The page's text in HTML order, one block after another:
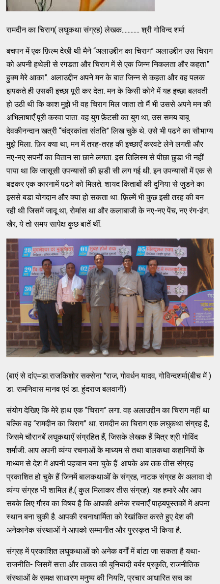
रामदीन का चिराग( लघुकथा संग्रह) लेखक............ श्री गोविन्द शर्मा
बचपन में एक फ़िल्म देखी थी मैने “अलाउद्दीन का चिराग” अलाउद्दीन उस चिराग
को अपनी हथेली से रगडता और चिराग में से एक जिन्न निकलता और कहता”
हुक्म मेरे आका”. अलाउद्दीन अपने मन के बात जिन्न से कहता और वह पलक
झपकते ही उसकी इच्छा पूरी कर देता. मन के किसी कोने में यह इच्छा बलवती
हो उठी थी कि काश मुझे भी वह चिराग मिल जाता तो मैं भी उससे अपने मन की
अभिलाषाएँ पूरी करवा पाता. वह युग फ़ेंटसी का युग था, उस समय बाबू
देवकीनन्दान खत्री “चंद्रकांता संतति” लिख चुके थे. उसे भी पढने का सौभाग्य
मुझे मिला. फ़िर क्या था, मन में तरह-तरह की इच्छाएँ करवटे लेने लगती और
नए-नए सपनॊं का वितान सा छाने लगता. इस तिलिस्म से पीछा छुडा भी नहीं
पाया था कि जासूसी उपन्यासों की झडी सी लग गई थी. इन उपन्यासों में एक से
बढकर एक कारनामें पढने को मिलते. शायद किताबों की दुनिया से जुडने का
इससे बडा योगदान और क्या हो सकता था. फ़िल्में भी कुछ इसी तरह की बन
रही थी जिसमें जादू था, रोमांस था और कलाबाजी के नए-नए पेंच, नए रंग-ढंग.
खैर, ये तो समय सापेक्ष कुछ बातें थीं.
(बाएं से दांए=डा.राजकिशोर सक्सेना "राज, गोवर्धन यादव, गोविन्दशर्मा(बीच में )
डा. रामनिवास मानव एवं डा. हुंदराज बलवानी)
संयोग देखिए कि मेरे हाथ एक “चिराग” लगा. वह अलाउद्दीन का चिराग नहीं था
बल्कि वह “रामदीन का चिराग” था. रामदीन का चिराग एक लघुकथा संग्रह है,
जिसमे चौरानबें लघुकथाएँ संग्रहित हैं, जिसके लेखक हैं मित्र श्री गोविंद
शर्माजी. आप अपनी व्यंग्य रचनाओं के माध्यम से तथा बालकथा कहानियों के
माध्यम से देश में अपनी पहचान बना चुके हैं. आपके अब तक तीस संग्रह
प्रकाशित हो चुके हैं जिनमें बालकथाऒं के संग्रह, नाटक संग्रह के अलावा दो
व्यंग्य संग्रह भी शामिल है.( कुल मिलाकर तीस संग्रह). यह हमारे और आप
सबके लिए गौरव का विषय है कि आपकी अनेक रचनाएँ पाठ्यपुस्तकों में अपना
स्थान बना चुकी है. आपकी रचनाधार्मिता को रेखांकित करते हुए देश की
अनेकानेक संस्थाओं ने आपको सम्मानीत और पुरस्कृत भी किया है.
संग्रह में प्रकाशित लघुकथाओं को अनेक वर्गों में बांटा जा सकता है यथा-
राजनीति- जिसमें सत्ता और ताकत की बुनियादी बर्बर प्रकृति, राजनीतिक
संस्थाओं के समक्ष साधारण मनुष्य की नियति, प्रचार आधारित सच का